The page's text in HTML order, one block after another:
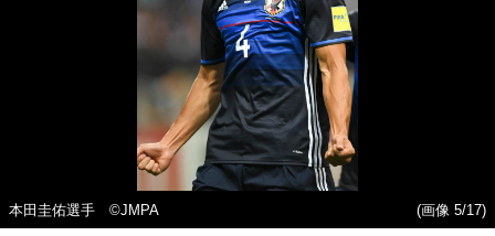
本田圭佑選手 ©JMPA (画像 5/17)